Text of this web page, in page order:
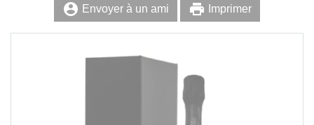
account_circle Envoyer à un ami print Imprimer